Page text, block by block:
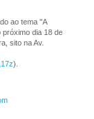
ao tema "A
próximo dia 18 de
sito na Av.
).